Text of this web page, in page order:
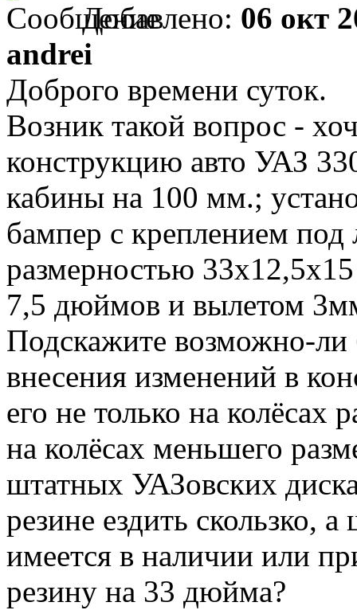
Добавлено: 06 окт
andrei
Доброго времени суток.
Возник такой вопрос -
конструкцию авто УАЗ
кабины на 100 мм.;
бампер с креплением под
размерностью
7,5 дюймов и вылетом
Подскажите возможно-ли
внесения изменений в
его не только на
на колёсах меньшего
штатных УАЗовских
резине ездить скользко,
имеется в наличии или
резину на 33 дюйма?